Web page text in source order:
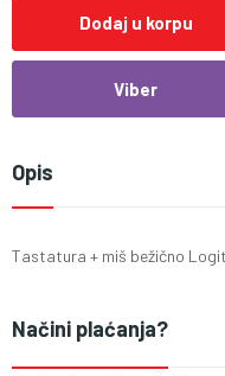
Dodaj u korpu
Viber
Opis
Tastatura + miš bežično
Načini plaćanja?